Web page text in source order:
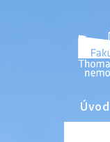
Úvod